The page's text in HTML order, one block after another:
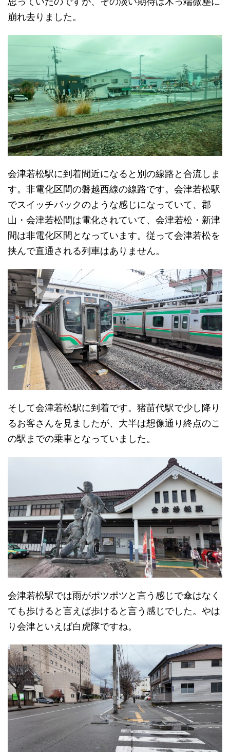
崩れ去りました。
会津若松駅に到着間近になると別の線路と合流しま
す。非電化区間の磐越西線の線路です。会津若松駅
でスイッチバックのような感じになっていて、郡
山・会津若松間は電化されていて、会津若松・新津
間は非電化区間となっています。従って会津若松を
挟んで直通される列車はありません。
そして会津若松駅に到着です。猪苗代駅で少し降り
るお客さんを見ましたが、大半は想像通り終点のこ
の駅までの乗車となっていました。
会津若松駅では雨がポツポツと言う感じで傘はなく
ても歩けると言えば歩けると言う感じでした。やは
り会津といえば白虎隊ですね。